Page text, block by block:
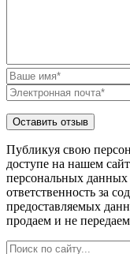
Публикуя свою
доступе на нашем
персональных данных
ответственность за
предоставляемых
продаем и не